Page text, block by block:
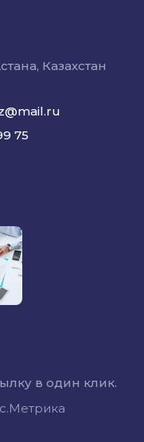
Казахстан
75
в один клик.